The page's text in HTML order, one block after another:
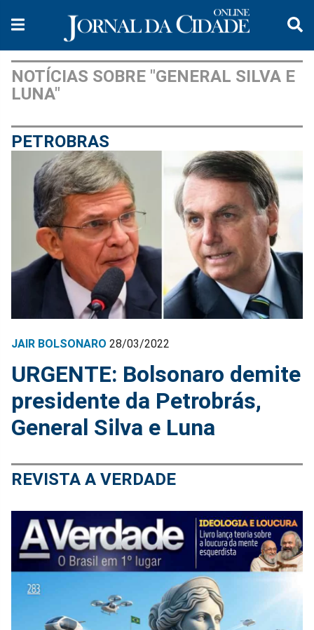
NOTÍCIAS SOBRE "GENERAL SILVA E
LUNA"
PETROBRAS
JAIR BOLSONARO 28/03/2022
URGENTE: Bolsonaro demite
presidente da Petrobrás,
General Silva e Luna
REVISTA A VERDADE